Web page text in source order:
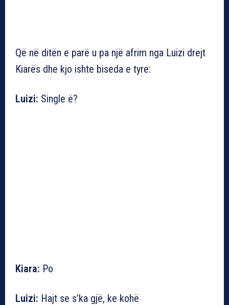
Që në ditën e parë u pa një afrim nga Luizi drejt
Kiarës dhe kjo ishte biseda e tyre:
Luizi: Single ë?
Kiara: Po
Luizi: Hajt se s’ka gjë, ke kohë